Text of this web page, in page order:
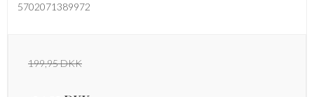
5702071389972
199,95 DKK